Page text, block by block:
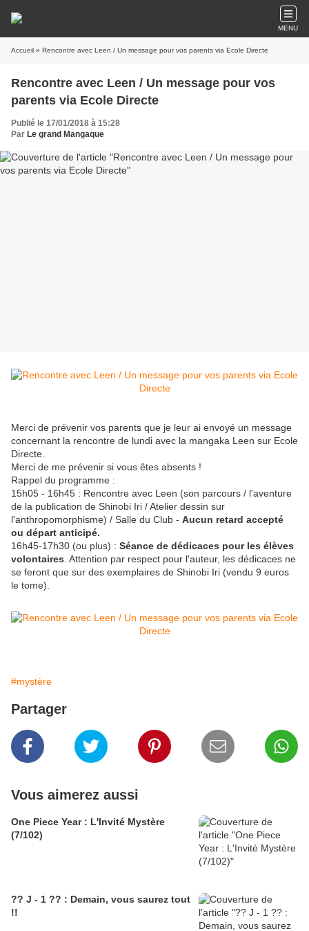
MENU
Accueil » Rencontre avec Leen / Un message pour vos parents via Ecole Directe
Rencontre avec Leen / Un message pour vos
parents via Ecole Directe
Publié le 17/01/2018 à 15:28
Par Le grand Mangaque
Merci de prévenir vos parents que je leur ai envoyé un message
concernant la rencontre de lundi avec la mangaka Leen sur Ecole
Directe.
Merci de me prévenir si vous êtes absents !
Rappel du programme :
15h05 - 16h45 : Rencontre avec Leen (son parcours / l'aventure
de la publication de Shinobi Iri / Atelier dessin sur
l'anthropomorphisme) / Salle du Club - Aucun retard accepté
ou départ anticipé.
16h45-17h30 (ou plus) : Séance de dédicaces pour les élèves
volontaires . Attention par respect pour l'auteur, les dédicaces ne
se feront que sur des exemplaires de Shinobi Iri (vendu 9 euros
le tome).
#mystère
Partager
Vous aimerez aussi
One Piece Year : L'Invité Mystère
(7/102)
?? J - 1 ?? : Demain, vous saurez tout
!!